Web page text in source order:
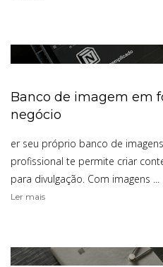
Banco de imagem em
negócio
er seu próprio banco de
profissional te permite criar
para divulgação. Com imagens ...
Ler mais